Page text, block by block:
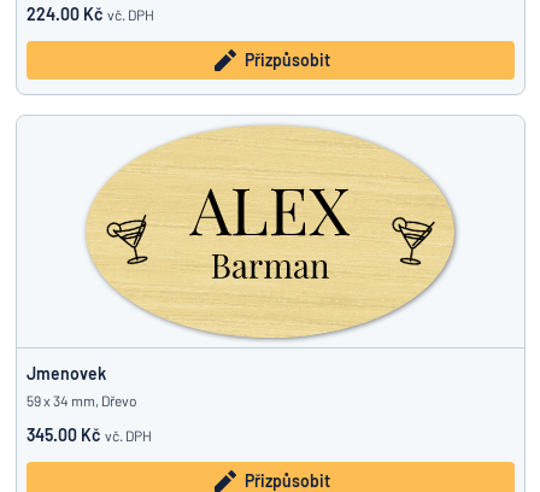
224.00 Kč vč. DPH
Přizpůsobit
Jmenovek
59 x 34 mm, Dřevo
345.00 Kč vč. DPH
Přizpůsobit